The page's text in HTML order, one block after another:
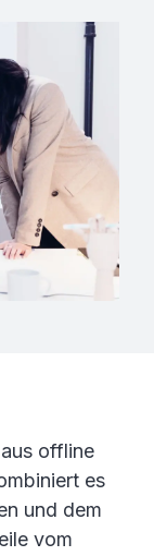
offline
es
und dem
vom